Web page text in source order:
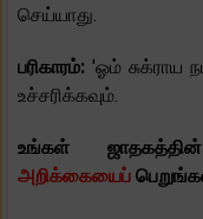
செய்யாது.
பரிகாரம்: 'ஓம் சுக்ராய
உச்சரிக்கவும்.
உங்கள் ஜாதகத்தின்
அறிக்கையைப்